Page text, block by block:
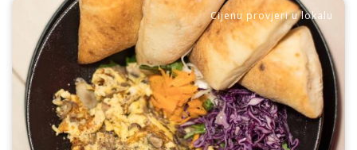
Cijenu provjeri u lokalu